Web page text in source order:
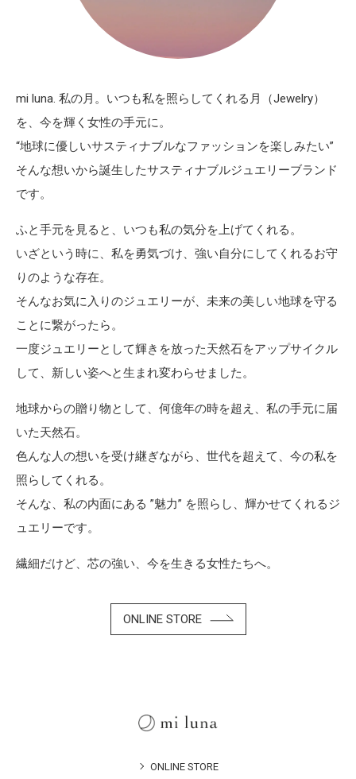
mi luna. 私の月。いつも私を照らしてくれる月（Jewelry）
を、今を輝く女性の手元に。
“地球に優しいサスティナブルなファッションを楽しみたい”
そんな想いから誕生したサスティナブルジュエリーブランド
です。
ふと手元を見ると、いつも私の気分を上げてくれる。
いざという時に、私を勇気づけ、強い自分にしてくれるお守
りのような存在。
そんなお気に入りのジュエリーが、未来の美しい地球を守る
ことに繋がったら。
一度ジュエリーとして輝きを放った天然石をアップサイクル
して、新しい姿へと生まれ変わらせました。
地球からの贈り物として、何億年の時を超え、私の手元に届
いた天然石。
色んな人の想いを受け継ぎながら、世代を超えて、今の私を
照らしてくれる。
そんな、私の内面にある ”魅力” を照らし、輝かせてくれるジ
ュエリーです。
繊細だけど、芯の強い、今を生きる女性たちへ。
ONLINE STORE
ONLINE STORE